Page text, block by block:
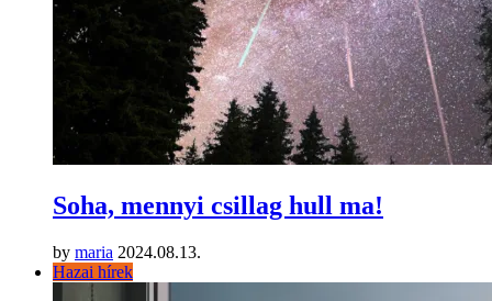
Soha, mennyi csillag hull ma!
by maria 2024.08.13.
Hazai hírek